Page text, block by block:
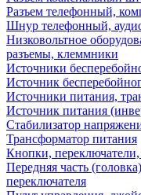
Разъем телефонный,
Шнур телефонный,
Низковольтное
разъемы, клеммники
Источники
Источник
Источники питания,
Источник питания
Стабилизатор
Трансформатор питания
Кнопки, переключатели,
Передняя часть
переключателя